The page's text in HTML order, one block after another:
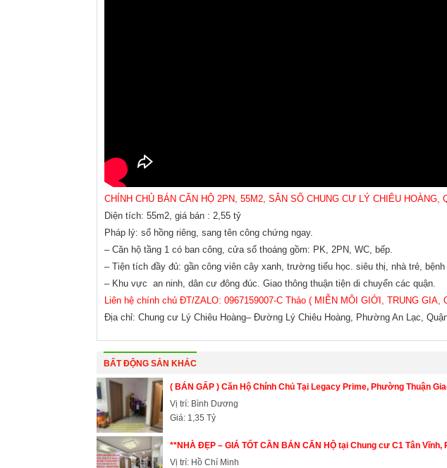
CHÍNH CHỦ BÁN CĂN HỘ 2PN, 55M2, SẴN SỔ CHUNG CƯ LÝ CHIÊU HOÀNG,
Diện tích: 55m2, giá bán : 2,55 tỷ
Pháp lý: sổ hồng riêng, sang tên công chứng ngay.
– Căn hộ tầng 1 có ban công, cửa sổ thoáng gồm: PK, 2PN, WC, bếp.
– Tiện tích đầy đủ: gần công viên cây xanh, trường tiểu học. siêu thị, nhà trẻ,
– Khu vực an ninh, dân cư đông đúc. Giao thông thuận tiện di chuyển các quận.
Liên hệ chính chủ ĐT/ZALO: 0967159007-C Thảo ( MIỄN MÔI GIỚI, TRUNG GIA,
Địa chỉ: Chung cư Lý Chiêu Hoàng– Đường Lý Chiêu Hoàng, Phường An Lạc,
BẤT ĐỘNG SẢN KHÁC
( BÁN GẤP ) Căn Hộ Chính Chủ Tại Legacy Prime, Phường Thuận
Vị trí: Bình Dương
Giá: 1,35 Tỷ
**NHÀ ĐẸP – GIÁ TỐT CẦN BÁN CĂN HỘ tại Chung cư C1 Tân Vĩnh,
Vị trí: Hồ Chí Minh